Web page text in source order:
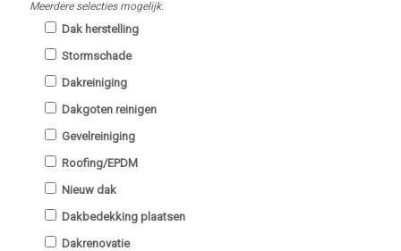
Meerdere selecties mogelijk.
Dak herstelling
Stormschade
Dakreiniging
Dakgoten reinigen
Gevelreiniging
Roofing/EPDM
Nieuw dak
Dakbedekking plaatsen
Dakrenovatie